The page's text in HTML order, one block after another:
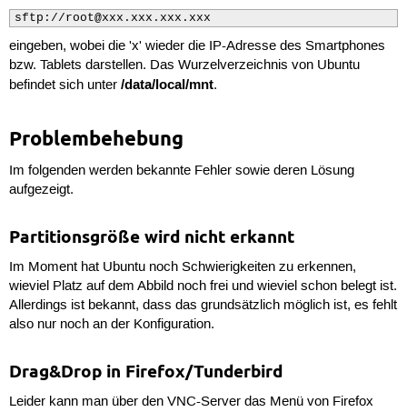
sftp://root@xxx.xxx.xxx.xxx
eingeben, wobei die 'x' wieder die IP-Adresse des Smartphones
bzw. Tablets darstellen. Das Wurzelverzeichnis von Ubuntu
befindet sich unter /data/local/mnt.
Problembehebung
Im folgenden werden bekannte Fehler sowie deren Lösung
aufgezeigt.
Partitionsgröße wird nicht erkannt
Im Moment hat Ubuntu noch Schwierigkeiten zu erkennen,
wieviel Platz auf dem Abbild noch frei und wieviel schon belegt ist.
Allerdings ist bekannt, dass das grundsätzlich möglich ist, es fehlt
also nur noch an der Konfiguration.
Drag&Drop in Firefox/Tunderbird
Leider kann man über den VNC-Server das Menü von Firefox